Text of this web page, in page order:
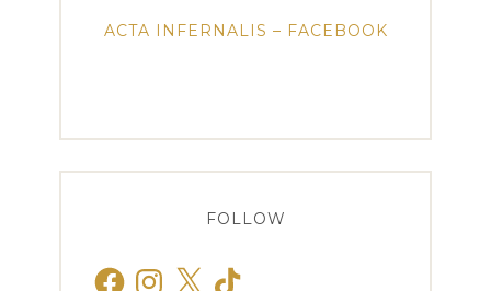
ACTA INFERNALIS – FACEBOOK
FOLLOW
FacebookInstagram
X TikTok